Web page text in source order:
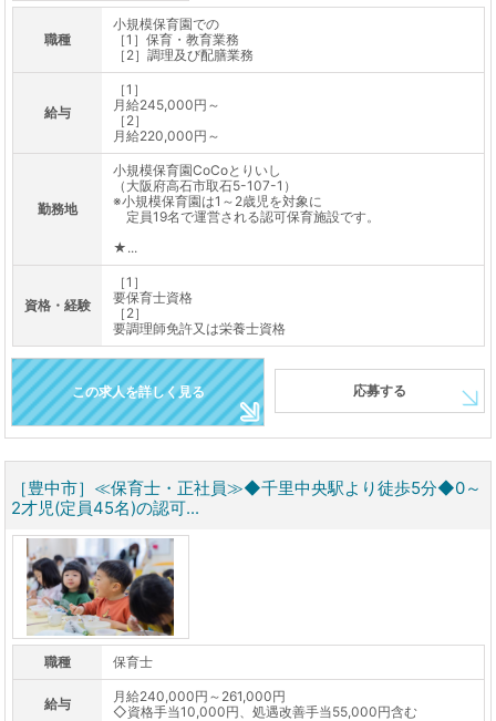
職種
小規模保育園での
［1］保育・教育業務
［2］調理及び配膳業務
給与
［1］
月給245,000円～
［2］
月給220,000円～
勤務地
小規模保育園CoCoとりいし
（大阪府高石市取石5-107-1）
※小規模保育園は1～2歳児を対象に
定員19名で運営される認可保育施設です。
★...
資格・経験
［1］
要保育士資格
［2］
要調理師免許又は栄養士資格
この求人を詳しく見る 応募する
［豊中市］≪保育士・正社員≫◆千里中央駅より徒歩5分◆0～
2才児(定員45名)の認可...
職種 保育士
給与
月給240,000円～261,000円
◇資格手当10,000円、処遇改善手当55,000円含む